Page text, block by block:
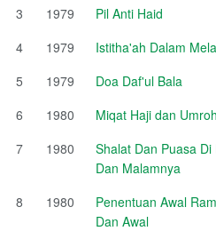
3
1979
Pil Anti Haid
4
1979
Istitha'ah Dalam
5
1979
Doa Daf'ul Bala
6
1980
Miqat Haji dan
7
1980
Shalat Dan Puasa
Dan Malamnya
8
1980
Penentuan Awal
Dan Awal